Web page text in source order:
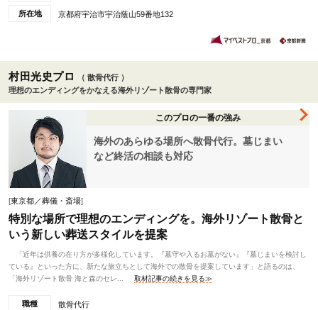
所在地 京都府宇治市宇治蔭山59番地132
村田光史プロ
（ 散骨代行 ）
理想のエンディングをかなえる海外リゾート散骨の専門家
このプロの一番の強み
海外のあらゆる場所へ散骨代行。墓じまい
など終活の相談も対応
[東京都／葬儀・斎場]
特別な場所で理想のエンディングを。海外リゾート散骨と
いう新しい葬送スタイルを提案
「近年は供養の在り方が多様化しています。『墓守や入るお墓がない』『墓じまいを検討し
ている』といった方に、新たな旅立ちとして海外での散骨を提案しています」と語るのは、
「海外リゾート散骨 海と森のセレ...
取材記事の続きを見る≫
職種 散骨代行